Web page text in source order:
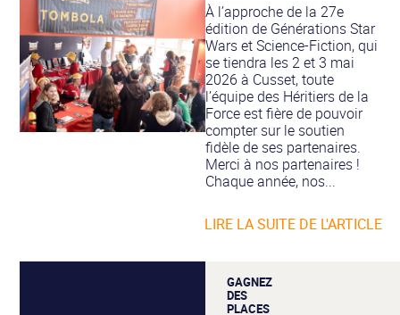
À l’approche de la 27e
édition de Générations Star
Wars et Science-Fiction, qui
se tiendra les 2 et 3 mai
2026 à Cusset, toute
l’équipe des Héritiers de la
Force est fière de pouvoir
compter sur le soutien
fidèle de ses partenaires.
Merci à nos partenaires !
Chaque année, nos...
LIRE LA SUITE DE L'ARTICLE
GAGNEZ
DES
PLACES